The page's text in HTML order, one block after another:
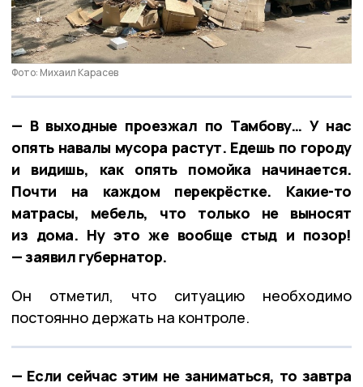
Фото: Михаил Карасев
— В выходные проезжал по Тамбову… У нас
опять навалы мусора растут. Едешь по городу
и видишь, как опять помойка начинается.
Почти на каждом перекрёстке. Какие-то
матрасы, мебель, что только не выносят
из дома. Ну это же вообще стыд и позор!
— заявил губернатор.
Он отметил, что ситуацию необходимо
постоянно держать на контроле.
— Если сейчас этим не заниматься, то завтра